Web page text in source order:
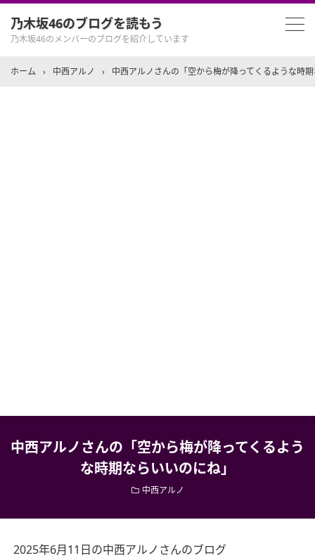
乃木坂46のブログを読もう
乃木坂46のメンバーのブログを紹介しています
ホーム › 中西アルノ › 中西アルノさんの「空から梅が降ってくるような時
中西アルノさんの「空から梅が降ってくるよう
な時期ならいいのにね」
中西アルノ
2025年6月11日の中西アルノさんのブログ